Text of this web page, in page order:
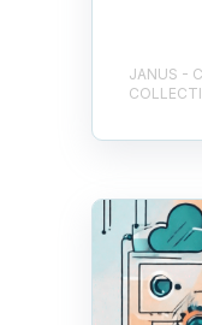
JANUS -